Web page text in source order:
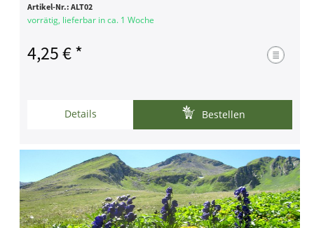
Artikel-Nr.:ALT02
vorrätig, lieferbar in ca. 1 Woche
4,25 € *
Details Bestellen